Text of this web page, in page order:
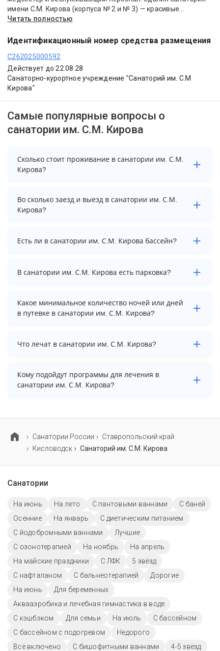
имени С.М. Кирова (корпуса № 2 и № 3) — красивые...
Читать полностью
Идентификационный номер средства размещения
С262025000592
Действует до 22.08.28
Санаторно-курортное учреждение "Санаторий им. С.М
Кирова"
Самые популярные вопросы о
санатории им. С.М. Кирова
Сколько стоит проживание в санатории им. С.М.
Кирова?
Стоимость проживания в санатории им. С.М. Кирова
начинается от 7140 рублей. Чтобы увидеть
Во сколько заезд и выезд в санатории им. С.М.
Кирова?
Заезд возможен после 14:00, а выезд необходимо
осуществить до 12:00.
Есть ли в санатории им. С.М. Кирова бассейн?
В санатории им. С.М. Кирова нет бассейна.
В санатории им. С.М. Кирова есть парковка?
В санатории им. С.М. Кирова нет парковки.
Какое минимальное количество ночей или дней
в путевке в санатории им. С.М. Кирова?
Минимальный срок путевки зависит от выбранного
тарифа. Для тарифа с лечением рекомендуем
Что лечат в санатории им. С.М. Кирова?
Основные профили лечения в санатории: опорно-
двигательный аппарат, органы дыхания и
Кому подойдут программы для лечения в
санатории им. С.М. Кирова?
детей и пенсионеров.
Cанатории России
Ставропольский край
Кисловодск
Санаторий им. С.М. Кирова
Санатории
На июнь На лето С пантовыми ваннами
С баней
Осенние
На январь
С диетическим питанием
С йодобромными ваннами
Лучшие
С озонотерапией
На ноябрь
На апрель
На майские праздники
С ЛФК
5 звёзд
С нафталаном
С бальнеотерапией
Дорогие
На июнь
Для беременных
Аквааэробика и лечебная гимнастика в воде
С кэшбэком
Для семьи На июль
C бассейном
С бассейном с подогревом
Недорого
Всё включено
С бишофитными ваннами
4-5 звёзд